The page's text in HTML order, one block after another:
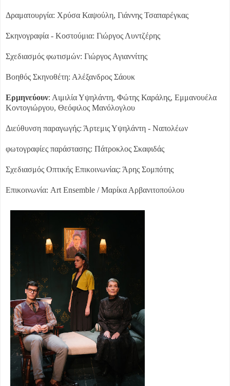
Δραματουργία: Χρύσα Καψούλη, Γιάννης Τσαπαρέγκας
Σκηνογραφία - Κοστούμια: Γιώργος Λυντζέρης
Σχεδιασμός φωτισμών: Γιώργος Αγιαννίτης
Βοηθός Σκηνοθέτη: Αλέξανδρος Σάουκ
Ερμηνεύουν: Αιμιλία Υψηλάντη, Φώτης Καράλης, Εμμανουέλα
Κοντογιώργου, Θεόφιλος Μανόλογλου
Διεύθυνση παραγωγής: Άρτεμις Υψηλάντη - Ναπολέων
φωτογραφίες παράστασης: Πάτροκλος Σκαφιδάς
Σχεδιασμός Οπτικής Επικοινωνίας: Άρης Σομπότης
Επικοινωνία: Art Ensemble / Μαρίκα Αρβανιτοπούλου